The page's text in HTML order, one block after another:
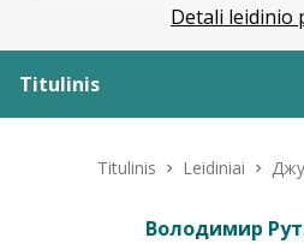
Detali leidinio
Titulinis
Titulinis Leidiniai
Володимир